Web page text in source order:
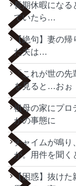
長期休暇になる
ていたら…
【絶句】妻の帰
た夫は…
「これが世の先
を見ると…おぉ
祖母の家にプ
かの事態に
チャイムが鳴り
が。用件を聞く
【困惑】抜け